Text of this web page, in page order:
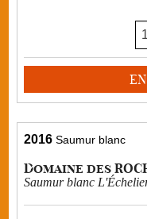
2016 Saumur blanc
Domaine des
Saumur blanc